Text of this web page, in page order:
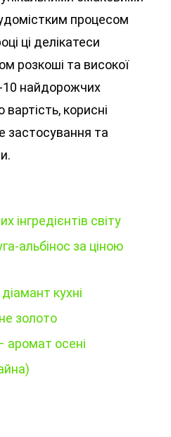
процесом
ці делікатеси
розкоші та високої
10 найдорожчих
вартість, корисні
застосування та
світу
альбінос за ціною
кухні
золото
аромат осені